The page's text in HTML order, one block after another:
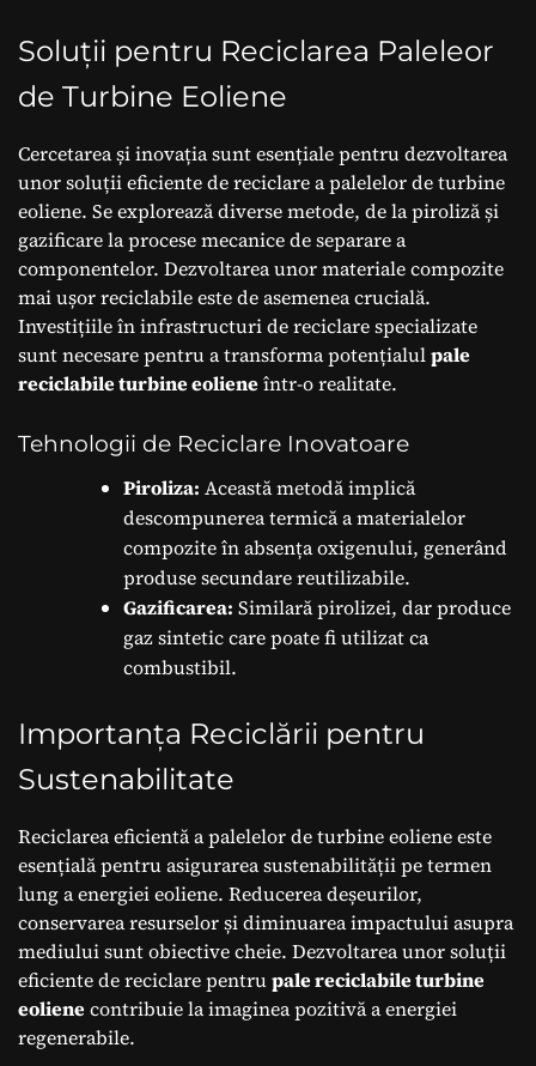
Soluții pentru Reciclarea Paleleor
de Turbine Eoliene
Cercetarea și inovația sunt esențiale pentru dezvoltarea
unor soluții eficiente de reciclare a palelelor de turbine
eoliene. Se explorează diverse metode, de la piroliză și
gazificare la procese mecanice de separare a
componentelor. Dezvoltarea unor materiale compozite
mai ușor reciclabile este de asemenea crucială.
Investițiile în infrastructuri de reciclare specializate
sunt necesare pentru a transforma potențialulpale
reciclabile turbine eolieneîntr-o realitate.
Tehnologii de Reciclare Inovatoare
Piroliza: Această metodă implică
descompunerea termică a materialelor
compozite în absența oxigenului, generând
produse secundare reutilizabile.
Gazificarea: Similară pirolizei, dar produce
gaz sintetic care poate fi utilizat ca
combustibil.
Importanța Reciclării pentru
Sustenabilitate
Reciclarea eficientă a palelelor de turbine eoliene este
esențială pentru asigurarea sustenabilității pe termen
lung a energiei eoliene. Reducerea deșeurilor,
conservarea resurselor și diminuarea impactului asupra
mediului sunt obiective cheie. Dezvoltarea unor soluții
eficiente de reciclare pentrupale reciclabile turbine
eolienecontribuie la imaginea pozitivă a energiei
regenerabile.